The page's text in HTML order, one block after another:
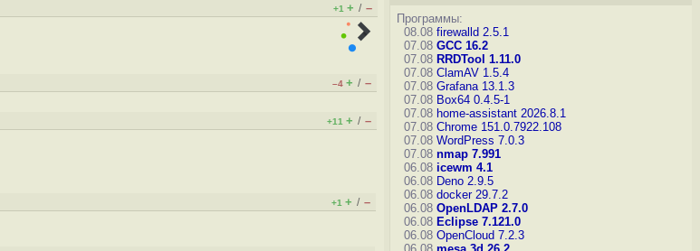
+1 + / –
–4 + / –
+11 + / –
+1 + / –
Программы:
08.08 firewalld 2.5.1
07.08 GCC 16.2
07.08 RRDTool 1.11.0
07.08 ClamAV 1.5.4
07.08 Grafana 13.1.3
07.08 Box64 0.4.5-1
07.08 home-assistant 2026.8.1
07.08 Chrome 151.0.7922.108
07.08 WordPress 7.0.3
07.08 nmap 7.991
06.08 icewm 4.1
06.08 Deno 2.9.5
06.08 docker 29.7.2
06.08 OpenLDAP 2.7.0
06.08 Eclipse 7.121.0
06.08 OpenCloud 7.2.3